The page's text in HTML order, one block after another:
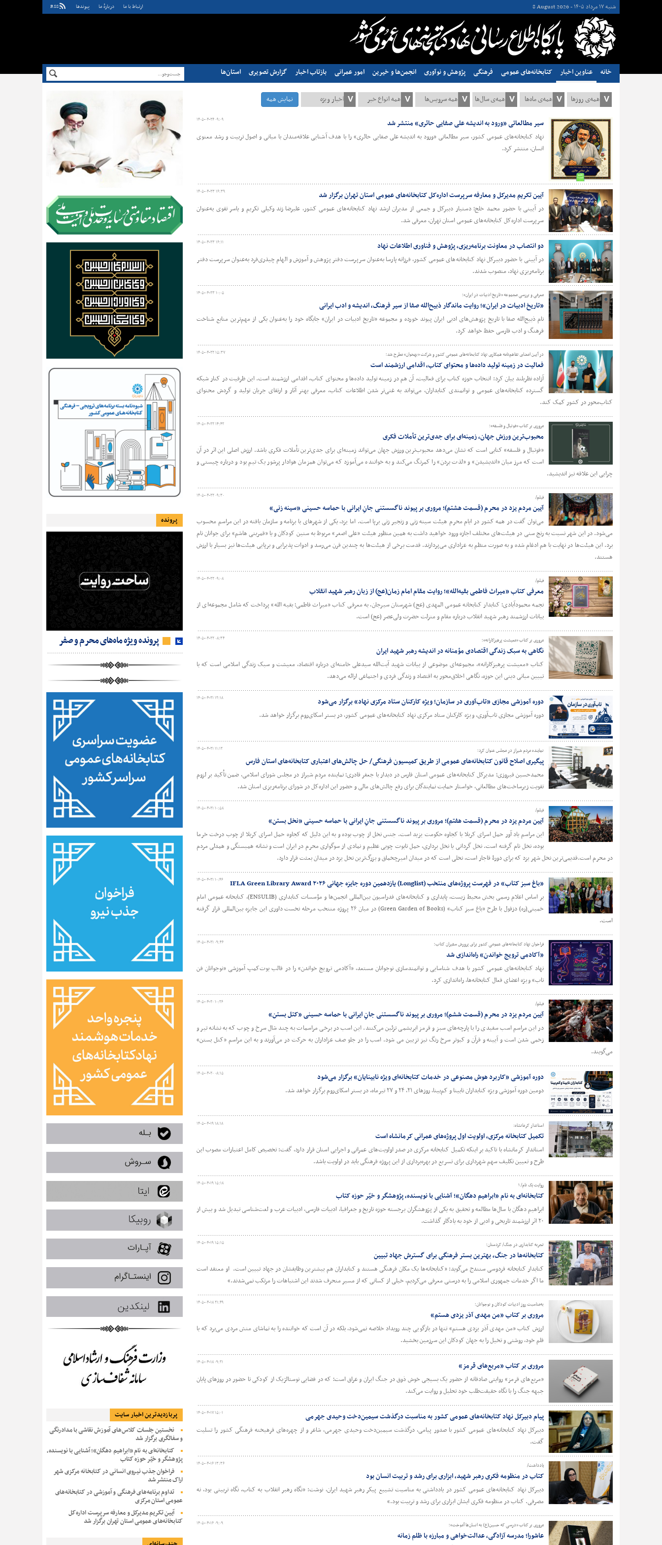
شنبه ۱۷ مرداد ۱۴۰۵ - 8 August 2026 ارتباط با ما دربارهٔ ما پيوندها RSS
خانه عناوین اخبار کتابخانه‌های عمومی فرهنگی پژوهش و نوآوری انجمن‌ها و خیرین امور عمرانی بازتاب اخبار گزارش تصویری استان‌ها
نمایش همه
۱۴۰۵-۰۴-۲۴ ۰۹:۰۹ سیر مطالعاتی «ورود به اندیشه‌ علی صفایی حائری» منتشر شد
نهاد کتابخانه‌های عمومی کشور، سیر مطالعاتی «ورود به اندیشه‌ علی صفایی حائری» را با هدف آشنایی علاقه‌مندان با مبانی و اصول تربیت و رشد معنوی
انسان، منتشر کرد.
۱۴۰۵-۰۴-۲۳ ۱۶:۳۹ آیین تکریم مدیرکل و معارفه سرپرست اداره‌کل کتابخانه‌های عمومی استان تهران برگزار شد
در آیینی با حضور محمد خلج؛ دستیار دبیرکل و جمعی از مدیران ارشد نهاد کتابخانه‌های عمومی کشور، علیرضا زند وکیلی تکریم و یاسر تقوی به‌عنوان
سرپرست اداره‌کل کتابخانه‌های عمومی استان تهران، معرفی شد.
۱۴۰۵-۰۴-۲۳ ۱۶:۱۱ دو انتصاب در معاونت برنامه‌ریزی، پژوهش و فناوری اطلاعات نهاد
در آیینی با حضور دبیرکل نهاد کتابخانه‌های عمومی کشور، فرزانه پارسا به‌عنوان سرپرست دفتر پژوهش و آموزش و الهام چیذری‌فرد به‌عنوان سرپرست دفتر
برنامه‌ریزی نهاد، منصوب شدند.
۱۴۰۵-۰۴-۲۳ ۱۰:۰۵ معرفی و بررسی مجموعه «تاریخ ادبیات در ایران»؛
«تاریخ ادبیات در ایران»؛ روایت ماندگار ذبیح‌الله صفا از سیر فرهنگ، اندیشه و ادب ایرانی
نام ذبیح‌الله صفا با تاریخ پژوهش‌های ادبی ایران پیوند خورده و مجموعه «تاریخ ادبیات در ایران» جایگاه خود را به‌عنوان یکی از مهم‌ترین منابع شناخت
فرهنگ و ادب فارسی حفظ خواهد کرد.
۱۴۰۵-۰۴-۲۲ ۱۵:۳۷ در آیین امضای تفاهم‌نامه همکاری نهاد کتابخانه‌های عمومی کشور و شرکت «بهخوان» مطرح شد؛
فعالیت در زمینه تولید داده‌ها و محتوای کتاب، اقدامی ارزشمند است
آزاده نظربلند بیان کرد: انتخاب حوزه کتاب برای فعالیت، آن هم در زمینه تولید داده‌ها و محتوای کتاب، اقدامی ارزشمند است. این ظرفیت در کنار شبکه
گسترده کتابخانه‌های عمومی و توانمندی کتابداران، می‌تواند به غنی‌تر شدن اطلاعات کتاب، معرفی بهتر آثار و ارتقای جریان تولید و گردش محتوای
کتاب‌محور در کشور کمک کند.
۱۴۰۵-۰۴-۲۲ ۱۴:۴۲ مروری بر کتاب «فوتبال و فلسفه»؛
محبوب‌ترین ورزش جهان، زمینه‌ای برای جدی‌ترین تأملات فکری
«فوتبال و فلسفه» کتابی است که نشان می‌دهد محبوب‌ترین ورزش جهان می‌تواند زمینه‌ای برای جدی‌ترین تأملات فکری باشد. ارزش اصلی این اثر در آن
است که مرز میان «اندیشیدن» و «لذت بردن» را کمرنگ می‌کند و به خواننده می‌آموزد که می‌توان همزمان هوادار پرشور یک تیم بود و درباره چیستی و
چرایی این علاقه نیز اندیشید.
۱۴۰۵-۰۴-۲۲ ۰۹:۳۰ فیلم/
آیین مردم یزد در محرم (قسمت هشتم)؛ مروری بر پیوند ناگسستنی جانِ ایرانی با حماسه‌ حسینی «سینه زنی»
می‌توان گفت در همه کشور در ایام محرم هیئت سینه زنی و زنجیر زنی برپا است. اما یزد، یکی از شهرهای با برنامه و سازمان یافته در این مراسم محسوب
می‌شود. در این شهر نسبت به رنج سنی در هیئت‌های مختلف اجازه ورود خواهید داشت به همین منظور هیئت «علی اصغر» مربوط به سنین کودکان و یا «قمربنی هاشم» برای جوانان نام
برد. این هیئت‌ها در نهایت با هم ادغام شده و به صورت منظم به عزاداری می‌پردازند. قدمت برخی از هیئت‌ها به چندین قرن می‌رسد و ادوات پذیرایی و برپایی هیئت‌ها نیز بسیار با ارزش
هستند.
۱۴۰۵-۰۴-۲۲ ۰۹:۰۸ فیلم/
معرفی کتاب «میراث فاطمی بقیه‌الله»؛ روایت مقام امام زمان(عج) از زبان رهبر شهید انقلاب
نجمه محمودآبادی؛ کتابدار کتابخانه عمومی المهدی (عج) شهرستان سیرجان، به معرفی کتاب «میراث فاطمی؛ بقیه الله» پرداخت که شامل مجموعه‌ای از
بیانات ارزشمند رهبر شهید انقلاب درباره مقام و منزلت حضرت ولی‌عصر (عج) است.
۱۴۰۵-۰۴-۲۲ ۰۸:۳۴ مروری بر کتاب «معیشت پرهیزکارانه»؛
نگاهی به سبک زندگی اقتصادی مؤمنانه در اندیشه رهبر شهید ایران
کتاب «معیشت پرهیزکارانه»، مجموعه‌ای موضوعی از بیانات شهید آیت‌الله سیدعلی خامنه‌ای درباره اقتصاد، معیشت و سبک زندگی اسلامی است که با
تبیین مبانی دینی این حوزه، نگاهی اخلاق‌محور به اقتصاد و زندگی فردی و اجتماعی ارائه می‌دهد.
۱۴۰۵-۰۴-۲۱ ۱۲:۱۸ دوره آموزشی مجازی «تاب‌آوری در سازمان؛ ویژه کارکنان ستاد مرکزی نهاد» برگزار می‌شود
دوره آموزشی مجازی تاب‌آوری، ویژه کارکنان ستاد مرکزی نهاد کتابخانه‌های عمومی کشور، در بستر اسکای‌روم برگزار خواهد شد.
۱۴۰۵-۰۴-۲۱ ۱۱:۱۲ نماینده مردم شیراز در مجلس عنوان کرد؛
پیگیری اصلاح قانون کتابخانه‌های عمومی از طریق کمیسیون فرهنگی/ حل چالش‌های اعتباری کتابخانه‌های استان فارس
محمدحسین فیروزی؛ مدیرکل کتابخانه‌های عمومی استان فارس در دیدار با جعفر قادری؛ نماینده مردم شیراز در مجلس شورای اسلامی، ضمن تأکید بر لزوم
تقویت زیرساخت‌های مطالعاتی، خواستار حمایت نمایندگان برای رفع چالش‌های مالی و حضور این اداره‌کل در شورای برنامه‌ریزی استان شد.
۱۴۰۵-۰۴-۲۱ ۱۰:۵۸ فیلم/
آیین مردم یزد در محرم (قسمت هفتم)؛ مروری بر پیوند ناگسستنی جانِ ایرانی با حماسه‌ حسینی «نخل بستن»
این مراسم یاد آور حمل اسرای کربلا با کجاوه حکومت یزید است. جنس نخل از چوب بوده و به این دلیل که کجاوه حمل اسرای کربلا از چوب درخت خرما
بوده، نخل نام گرفته است. نخل‌ گردانی یا نخل ‌برداری، حمل تابوت چوبی عظیم و نمادی از سوگواری محرم در ایران است و نشانه همبستگی و همدلی مردم
در محرم است.قدیمی‌ترین نخل شهر یزد که برای دورۀ قاجار است، نخلی است که در میدان امیرچخماق و بزرگ‌ترین نخل یزد در میدان بعثت قرار دارد.
۱۴۰۵-۰۴-۲۱ ۱۰:۴۶ «باغ سبز کتاب» در فهرست پروژه‌های منتخب (Longlist) یازدهمین دوره جایزه جهانی IFLA Green Library Award ۲۰۲۶
بر اساس اعلام رسمی بخش محیط زیست، پایداری و کتابخانه‌های فدراسیون بین‌المللی انجمن‌ها و مؤسسات کتابداری (ENSULIB)، کتابخانه عمومی امام
خمینی(ره) دزفول با طرح «باغ سبز کتاب» (Green Garden of Books) در میان ۲۶ پروژه منتخب مرحله نخست داوری این جایزه بین‌المللی قرار گرفته
است.
۱۴۰۵-۰۴-۲۱ ۰۹:۴۶ فراخوان نهاد کتابخانه‌های عمومی کشور برای پرورش سفیران کتاب؛
«آکادمی ترویج خواندن» راه‌اندازی شد
نهاد کتابخانه‌های عمومی کشور با هدف شناسایی و توانمندسازی نوجوانان مستعد، «آکادمی ترویج خواندن» را در قالب بوت‌کمپ آموزشی «نوجوانان فن
تاب» ویژه اعضای فعال کتابخانه‌ها، راه‌اندازی کرد.
۱۴۰۵-۰۴-۲۰ ۱۰:۲۶ فیلم/
آیین مردم یزد در محرم (قسمت ششم)؛ مروری بر پیوند ناگسستنی جانِ ایرانی با حماسه‌ حسینی «کتل بستن»
در این مراسم اسب سفیدی را با پارچه‌های سبز و قرمز ابریشمی تزئین می‌کنند. این اسب در برخی مراسمات به چند شال سرخ و چوب که به نشانه تیر و
زخمی شدن است و آیینه و قرآن و کبوتر سرخ رنگ نیز تزیین می شود. اسب را در جلو صف عزاداران به حرکت در می‌آورند و به این مراسم «کتل بستن»
می‌گویند.
۱۴۰۵-۰۴-۲۰ ۰۸:۱۵ دوره آموزشی «کاربرد هوش مصنوعی در خدمات کتابخانه‌ای ویژه نابینایان» برگزار می‌شود
دومین دوره آموزشی ویژه کتاﺑﺪﺍﺭﺍﻥ ﻧﺎﺑﯿﻨﺎ و کمﺑﯿﻨﺎ، روزهای ۲۱، ۲۴ و ۲۷ تیرماه، در بستر اسکای‌روم برگزار خواهد شد.
۱۴۰۵-۰۴-۱۹ ۱۸:۱۸ استاندار کرمانشاه:
تکمیل کتابخانه مرکزی، اولویت اول پروژه‌های عمرانی کرمانشاه است
استاندار کرمانشاه با تاکید بر اینکه تکمیل کتابخانه مرکزی در صدر اولویت‌های عمرانی و اجرایی استان قرار دارد، گفت: تخصیص کامل اعتبارات مصوب این
طرح و تعیین تکلیف سهم شهرداری برای تسریع در بهره‌برداری از این پروژه فرهنگی باید در اولویت باشد.
۱۴۰۵-۰۴-۱۹ ۱۵:۱۸ روایت یک نام/ ۱
کتابخانه‌ای به نام «ابراهیم دهگان»؛ آشنایی با نویسنده، پژوهشگر و خیّر حوزه کتاب
ابراهیم دهگان با سال‌ها مطالعه و تحقیق به یکی از پژوهشگران برجسته حوزه تاریخ و جغرافیا، ادبیات فارسی، ادبیات عرب و لغت‌شناسی تبدیل شد و بیش از
۲۰ اثر ارزشمند تاریخی و ادبی از خود به یادگار گذاشت.
۱۴۰۵-۰۴-۱۹ ۱۵:۱۵ تجربه کتابداری در جنگ/ کردستان؛
کتابخانه‌ها در جنگ، بهترین بستر فرهنگی برای گسترش جهاد تبیین
کتابدار کتابخانه فردوسی سنندج می‌گوید: «کتابخانه‌ها یک مکان فرهنگی هستند و کتابداران هم بیشترین وظایفشان در جهاد تبیین است. ‌ او معتقد است
ما اگر خدمات جمهوری اسلامی را به درستی معرفی می‌کردیم، خیلی از کسانی که از مسیر منحرف شدند این اشتباهات را مرتکب نمی‌شدند.»
۱۴۰۵-۰۴-۱۸ ۲۱:۴۹ به‌مناسبت روز ادبیات کودکان و نوجوانان؛
مروری بر کتاب «من مهدی آذر یزدی هستم»
ارزش کتاب «من مهدی آذر یزدی هستم» تنها در بازگویی چند رویداد خلاصه نمی‌شود، بلکه در آن است که خواننده را به تماشای منش مردی می‌برد که با
قلم خود، روشنی و تخیل را به جهان کودکان این سرزمین بخشید.
۱۴۰۵-۰۴-۱۸ ۰۹:۲۱ مروری بر کتاب «مربع‌های قرمز»
«مربع‌های قرمز» روایتی صادقانه از حضور یک بسیجی خوش ذوق در جنگ ایران و عراق است؛ که در فضایی نوستالژیک از کودکی تا حضور در روزهای پایان
جبهه جنگ را با نگاه حقیقت‌طلب خود تحلیل و روایت می‌کند.
۱۴۰۵-۰۴-۱۷ ۱۵:۰۱ پیام دبیرکل نهاد کتابخانه‌های عمومی کشور به مناسبت درگذشت سیمین‌دخت وحیدی جهرمی
دبیرکل نهاد کتابخانه‌های عمومی کشور با صدور پیامی، درگذشت سیمین‌دخت وحیدی جهرمی، شاعر و از چهره‌های فرهیخته فرهنگی کشور را تسلیت
گفت.
۱۴۰۵-۰۴-۱۶ ۱۳:۳۶ یادداشت/
کتاب در منظومه فکری رهبر شهید، ابزاری برای رشد و تربیت انسان بود
دبیرکل نهاد کتابخانه‌های عمومی کشور در یادداشتی به مناسبت تشییع پیکر رهبر شهید ایران، نوشت: «نگاه رهبر انقلاب به کتاب، نگاه تربیتی بود، نه
مصرفی. کتاب در منظومه فکری ایشان ابزاری برای رشد و تربیت بود.»
۱۴۰۵-۰۴-۱۶ ۰۹:۰۹ مروری بر کتاب «درسی که حسین(ع) به انسان‌ها آموخت»؛
عاشورا؛ مدرسه‌ آزادگی، عدالت‌خواهی و مبارزه با ظلم زمانه
پرونده
پرونده ویژه ماه‌های محرم و صفر
پربازديدترين اخبار سایت
نخستین جلسات کلاس‌های آموزش نقاشی با مدادرنگی
و سفالگری برگزار شد
کتابخانه‌ای به نام «ابراهیم دهگان»؛ آشنایی با نویسنده،
پژوهشگر و خیّر حوزه کتاب
فراخوان جذب نیروی انسانی در کتابخانه مرکزی شهر
اراک منتشر شد
تداوم برنامه‌های فرهنگی و آموزشی در کتابخانه‌های
عمومی استان مرکزی
آیین تکریم مدیرکل و معارفه سرپرست اداره‌کل
کتابخانه‌های عمومی استان تهران برگزار شد